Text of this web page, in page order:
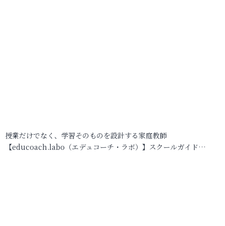
授業だけでなく、学習そのものを設計する家庭教師
【educoach.labo（エデュコーチ・ラボ）】スクールガイド…